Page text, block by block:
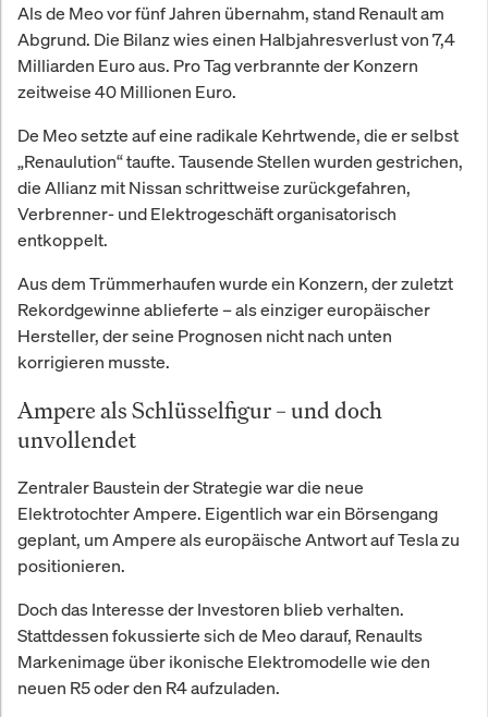
Als de Meo vor fünf Jahren übernahm, stand Renault am
Abgrund. Die Bilanz wies einen Halbjahresverlust von 7,4
Milliarden Euro aus. Pro Tag verbrannte der Konzern
zeitweise 40 Millionen Euro.
De Meo setzte auf eine radikale Kehrtwende, die er selbst
„Renaulution“ taufte. Tausende Stellen wurden gestrichen,
die Allianz mit Nissan schrittweise zurückgefahren,
Verbrenner- und Elektrogeschäft organisatorisch
entkoppelt.
Aus dem Trümmerhaufen wurde ein Konzern, der zuletzt
Rekordgewinne ablieferte – als einziger europäischer
Hersteller, der seine Prognosen nicht nach unten
korrigieren musste.
Ampere als Schlüsselfigur – und doch
unvollendet
Zentraler Baustein der Strategie war die neue
Elektrotochter Ampere. Eigentlich war ein Börsengang
geplant, um Ampere als europäische Antwort auf Tesla zu
positionieren.
Doch das Interesse der Investoren blieb verhalten.
Stattdessen fokussierte sich de Meo darauf, Renaults
Markenimage über ikonische Elektromodelle wie den
neuen R5 oder den R4 aufzuladen.